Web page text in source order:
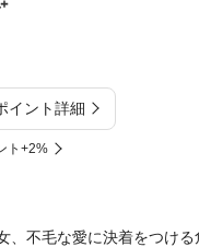
イント詳細
ト+2%
、不毛な愛に決着をつけ